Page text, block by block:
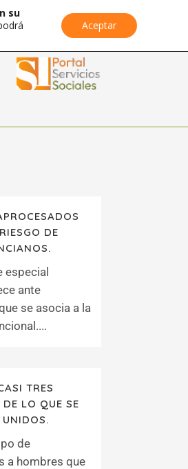
DE
especial
ante
se asocia a la
TRES
LO QUE SE
UNIDOS.
de
a hombres que
su
Aceptar